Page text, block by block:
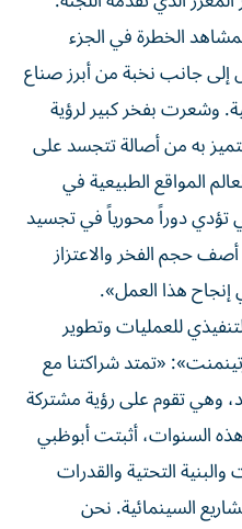
الخطرة في الجزء
إلى جانب نخبة من أبرز صناع
وشعرت بفخر كبير لرؤية
تتميز به من أصالة تتجسد على
المواقع الطبيعية في
تؤدي دوراً محورياً في تجسيد
حجم الفخر والاعتزاز
هذا العمل».
للعمليات وتطوير
«تمتد شراكتنا مع
وهي تقوم على رؤية مشتركة
السنوات، أثبتت أبوظبي
التحتية والقدرات
السينمائية. نحن